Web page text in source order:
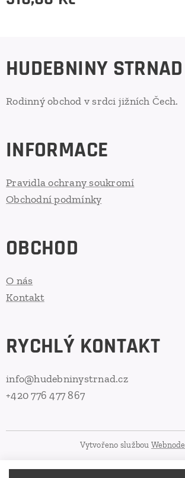
HUDEBNINY STRNAD
Rodinný obchod v srdci jižních Čech.
INFORMACE
Pravidla ochrany soukromí
Obchodní podmínky
OBCHOD
O nás
Kontakt
RYCHLÝ KONTAKT
info@hudebninystrnad.cz
+420 776 477 867
Vytvořeno službou Webnode